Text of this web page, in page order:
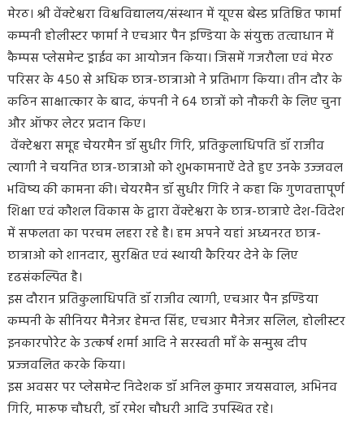
मेरठ। श्री वेंक्टेश्वरा विश्वविद्यालय/संस्थान में यूएस बेस्ड प्रतिष्ठित फार्मा
कम्पनी होलीस्टर फार्मा ने एचआर पैन इण्डिया के संयुक्त तत्वाधान में
कैम्पस प्लेसमेन्ट ड्राईव का आयोजन किया। जिसमें गजरौला एवं मेरठ
परिसर के 450 से अधिक छात्र-छात्राओ ने प्रतिभाग किया। तीन दौर के
कठिन साक्षात्कार के बाद, कंपनी ने 64 छात्रों को नौकरी के लिए चुना
और ऑफर लेटर प्रदान किए।
वेंक्टेश्वरा समूह चेयरमैन डॉ सुधीर गिरि, प्रतिकुलाधिपति डॉ राजीव
त्यागी ने चयनित छात्र-छात्राओ को शुभकामनाऐं देते हुए उनके उज्जवल
भविष्य की कामना की। चेयरमैन डॉ सुधीर गिरि ने कहा कि गुणवत्तापूर्ण
शिक्षा एवं कौशल विकास के द्वारा वेंक्टेश्वरा के छात्र-छात्राऐ देश-विदेश
में सफलता का परचम लहरा रहे है। हम अपने यहां अध्यनरत छात्र-
छात्राओ को शानदार, सुरक्षित एवं स्थायी कैरियर देने के लिए
दृढसंकल्पित है।
इस दौरान प्रतिकुलाधिपति डॉ राजीव त्यागी, एचआर पैन इण्डिया
कम्पनी के सीनियर मैनेजर हेमन्त सिंह, एचआर मैनेजर सलिल, होलीस्टर
इनकारपोरेट के उत्कर्ष शर्मा आदि ने सरस्वती माँ के सन्मुख दीप
प्रज्जवलित करके किया।
इस अवसर पर प्लेसमेन्ट निदेशक डॉ अनिल कुमार जयसवाल, अभिनव
गिरि, मारूफ चौधरी, डॉ रमेश चौधरी आदि उपस्थित रहे।